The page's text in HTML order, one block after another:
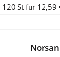
120 St für 12,59